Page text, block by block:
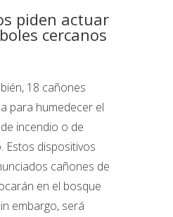
piden actuar
cercanos
18 cañones
para humedecer el
incendio o de
Estos dispositivos
cañones de
en el bosque
embargo, será